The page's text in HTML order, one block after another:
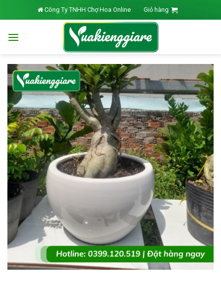
to
Công Ty TNHH Chợ Hoa Online Giỏ hàng